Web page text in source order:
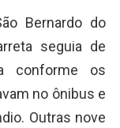
Bernardo do
seguia de
conforme os
no ônibus e
Outras nove